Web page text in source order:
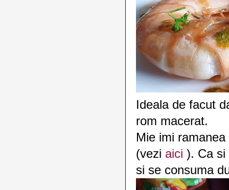
Ideala de facut
rom macerat.
Mie imi
(vezi aici ). Ca si
si se consuma